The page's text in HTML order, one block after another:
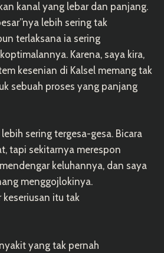
kanal yang lebar dan panjang.
lebih sering tak
terlaksana ia sering
Karena, saya kira,
kesenian di Kalsel memang tak
sebuah proses yang panjang
sering tergesa-gesa. Bicara
tapi sekitarnya merespon
keluhannya, dan saya
menggojlokinya.
keseriusan itu tak
yang tak pernah